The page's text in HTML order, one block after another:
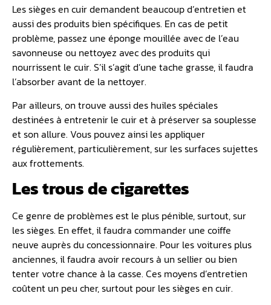
Les sièges en cuir demandent beaucoup d’entretien et
aussi des produits bien spécifiques. En cas de petit
problème, passez une éponge mouillée avec de l’eau
savonneuse ou nettoyez avec des produits qui
nourrissent le cuir. S’il s’agit d’une tache grasse, il faudra
l’absorber avant de la nettoyer.
Par ailleurs, on trouve aussi des huiles spéciales
destinées à entretenir le cuir et à préserver sa souplesse
et son allure. Vous pouvez ainsi les appliquer
régulièrement, particulièrement, sur les surfaces sujettes
aux frottements.
Les trous de cigarettes
Ce genre de problèmes est le plus pénible, surtout, sur
les sièges. En effet, il faudra commander une coiffe
neuve auprès du concessionnaire. Pour les voitures plus
anciennes, il faudra avoir recours à un sellier ou bien
tenter votre chance à la casse. Ces moyens d’entretien
coûtent un peu cher, surtout pour les sièges en cuir.